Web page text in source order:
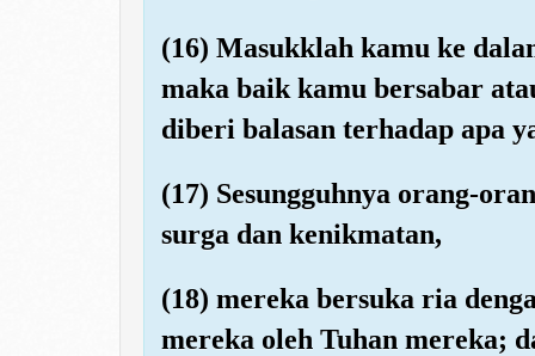
(16) Masukklah kamu ke
maka baik kamu bersabar
diberi balasan terhadap apa
(17) Sesungguhnya orang-
surga dan kenikmatan,
(18) mereka bersuka ria
mereka oleh Tuhan mereka;